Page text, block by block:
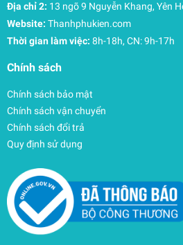
Địa chỉ 2: 13 ngõ 9 Nguyễn Khang, Yên
Website: Thanhphukien.com
Thời gian làm việc: 8h-18h, CN: 9h-17h
Chính sách
Chính sách bảo mật
Chính sách vận chuyển
Chính sách đổi trả
Quy định sử dụng